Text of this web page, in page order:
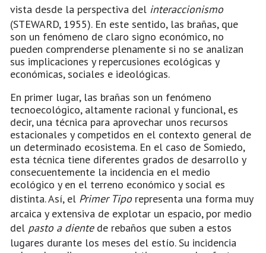
vista desde la perspectiva del interaccionismo
(STEWARD, 1955). En este sentido, las brañas, que
son un fenómeno de claro signo económico, no
pueden comprenderse plenamente si no se analizan
sus implicaciones y repercusiones ecológicas y
económicas, sociales e ideológicas.
En primer lugar, las brañas son un fenómeno
tecnoecológico, altamente racional y funcional, es
decir, una técnica para aprovechar unos recursos
estacionales y competidos en el contexto general de
un determinado ecosistema. En el caso de Somiedo,
esta técnica tiene diferentes grados de desarrollo y
consecuentemente la incidencia en el medio
ecológico y en el terreno económico y social es
distinta. Así, el Primer Tiporepresenta una forma muy
arcaica y extensiva de explotar un espacio, por medio
del pasto a dientede rebaños que suben a estos
lugares durante los meses del estío. Su incidencia